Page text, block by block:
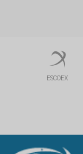
ESCOEX